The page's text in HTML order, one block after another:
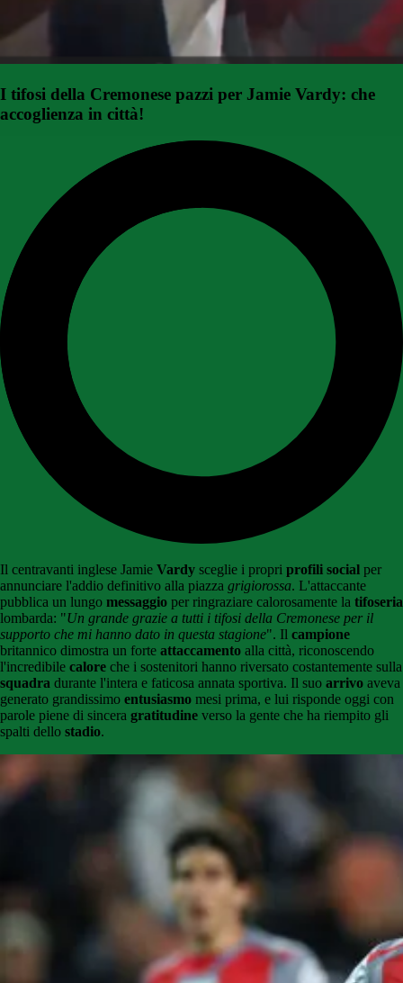
I tifosi della Cremonese pazzi per Jamie Vardy: che
accoglienza in città!
Il centravanti inglese Jamie Vardy sceglie i propri profili social per
annunciare l'addio definitivo alla piazza grigiorossa. L'attaccante
pubblica un lungo messaggio per ringraziare calorosamente la tifoseria
lombarda: "Un grande grazie a tutti i tifosi della Cremonese per il
supporto che mi hanno dato in questa stagione". Il campione
britannico dimostra un forte attaccamento alla città, riconoscendo
l'incredibile calore che i sostenitori hanno riversato costantemente sulla
squadra durante l'intera e faticosa annata sportiva. Il suo arrivo aveva
generato grandissimo entusiasmo mesi prima, e lui risponde oggi con
parole piene di sincera gratitudine verso la gente che ha riempito gli
spalti dello stadio.